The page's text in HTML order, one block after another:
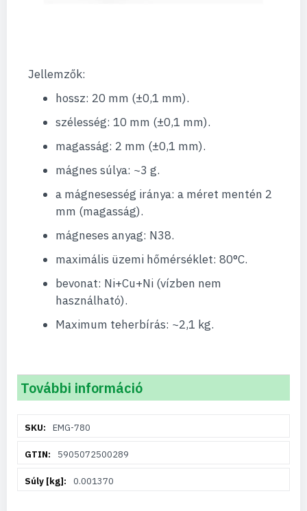
Jellemzők:
hossz: 20 mm (±0,1 mm).
szélesség: 10 mm (±0,1 mm).
magasság: 2 mm (±0,1 mm).
mágnes súlya: ~3 g.
a mágnesesség iránya: a méret mentén 2
mm (magasság).
mágneses anyag: N38.
maximális üzemi hőmérséklet: 80°C.
bevonat: Ni+Cu+Ni (vízben nem
használható).
Maximum teherbírás: ~2,1 kg.
További információ
információEMG-780
5905072500289
0.001370